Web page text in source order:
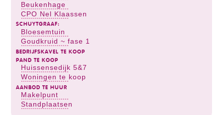
Beukenhage
CPO Nel Klaassen
SCHUYTGRAAF:
Bloesemtuin
Goudkruid ~ fase 1
BEDRIJFSKAVEL TE KOOP
PAND TE KOOP
Huissensedijk 5&7
Woningen te koop
AANBOD TE HUUR
Makelpunt
Standplaatsen